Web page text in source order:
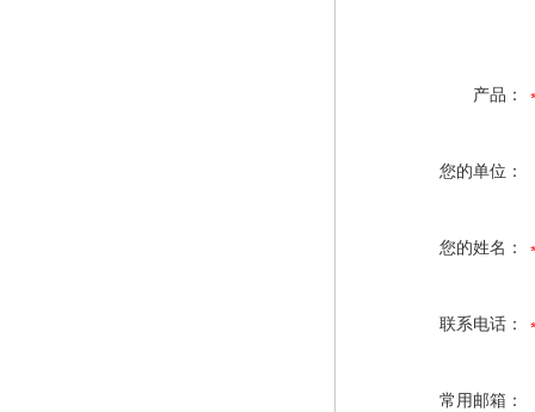
产品：
您的单位：
您的姓名：
联系电话：
常用邮箱：